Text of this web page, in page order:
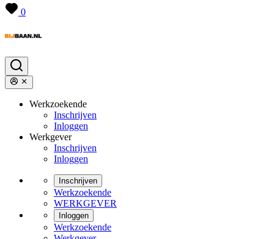
0
Werkzoekende
Inschrijven
Inloggen
Werkgever
Inschrijven
Inloggen
Inschrijven
Werkzoekende
WERKGEVER
Inloggen
Werkzoekende